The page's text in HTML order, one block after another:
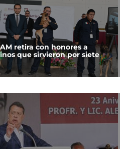
retira con honores a
que sirvieron por siete